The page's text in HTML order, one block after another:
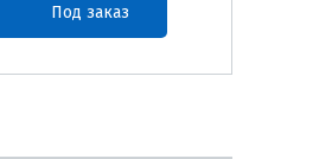
Под заказ